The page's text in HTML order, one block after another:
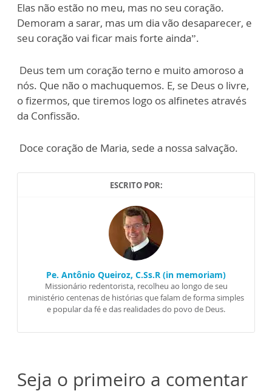
Elas não estão no meu, mas no seu coração.
Demoram a sarar, mas um dia vão desaparecer, e
seu coração vai ficar mais forte ainda”.
Deus tem um coração terno e muito amoroso a
nós. Que não o machuquemos. E, se Deus o livre,
o fizermos, que tiremos logo os alfinetes através
da Confissão.
Doce coração de Maria, sede a nossa salvação.
ESCRITO POR:
Pe. Antônio Queiroz, C.Ss.R (in memoriam)
Missionário redentorista, recolheu ao longo de seu
ministério centenas de histórias que falam de forma simples
e popular da fé e das realidades do povo de Deus.
Seja o primeiro a comentar